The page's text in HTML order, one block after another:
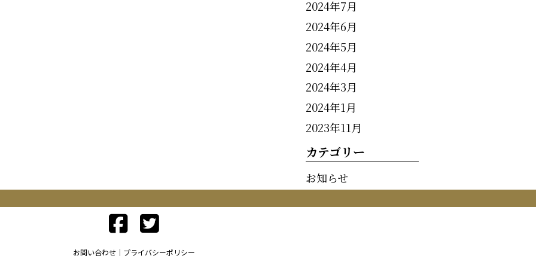
2024年7月
2024年6月
2024年5月
2024年4月
2024年3月
2024年1月
2023年11月
カテゴリー
お知らせ
お問い合わせ プライバシーポリシー